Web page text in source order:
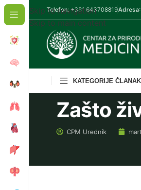
Skip to navigation
Skip to main content
Telefon: +381 643708819Adresa
KATEGORIJE
Zašto
CPM Urednik